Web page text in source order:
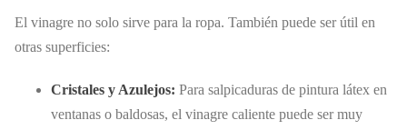
El vinagre no solo sirve para la ropa. También puede ser útil en
otras superficies:
Cristales y Azulejos: Para salpicaduras de pintura látex en
ventanas o baldosas, el vinagre caliente puede ser muy